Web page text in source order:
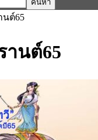
นต์65
านต์65